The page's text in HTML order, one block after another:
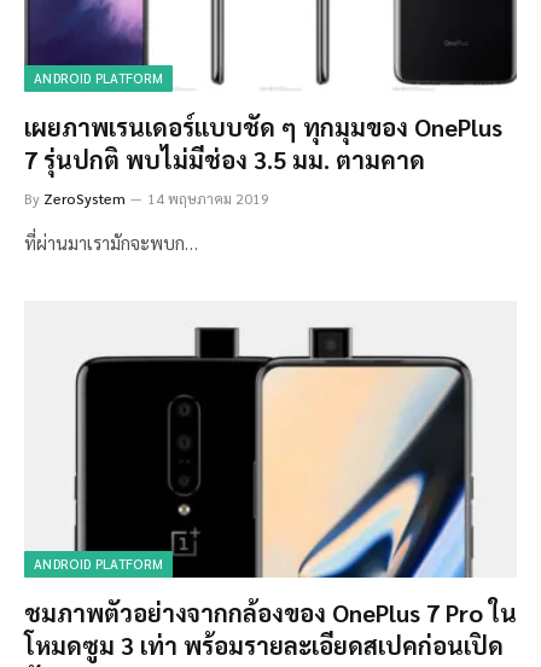
ANDROID PLATFORM
เผยภาพเรนเดอร์แบบชัด ๆ ทุกมุมของ OnePlus
7 รุ่นปกติ พบไม่มีช่อง 3.5 มม. ตามคาด
By ZeroSystem 14 พฤษภาคม 2019
ที่ผ่านมาเรามักจะพบก…
ANDROID PLATFORM
ชมภาพตัวอย่างจากกล้องของ OnePlus 7 Pro ใน
โหมดซูม 3 เท่า พร้อมรายละเอียดสเปคก่อนเปิด